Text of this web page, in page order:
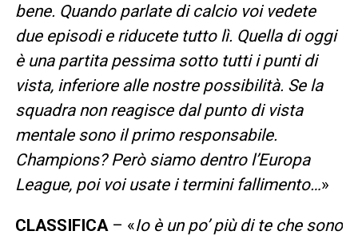
bene. Quando parlate di calcio voi vedete
due episodi e riducete tutto lì. Quella di oggi
è una partita pessima sotto tutti i punti di
vista, inferiore alle nostre possibilità. Se la
squadra non reagisce dal punto di vista
mentale sono il primo responsabile.
Champions? Però siamo dentro l’Europa
League, poi voi usate i termini fallimento…»
CLASSIFICA– «Io è un po’ più di te che sono